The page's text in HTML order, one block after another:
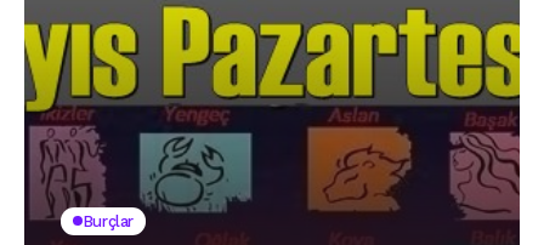
Burçlar